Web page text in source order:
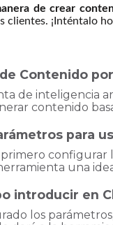
de crear
clientes. ¡Inténtalo
Contenido
de inteligencia
contenido
para
primero
una
introducir en
los